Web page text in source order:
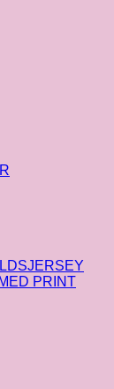
PRINT